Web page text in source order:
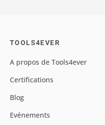
TOOLS4EVER
A propos de Tools4ever
Certifications
Blog
Evénements